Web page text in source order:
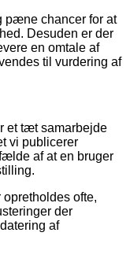
pæne chancer for at
Desuden er der
en omtale af
til vurdering af
et tæt samarbejde
vi publicerer
af at en bruger
opretholdes ofte,
der
af